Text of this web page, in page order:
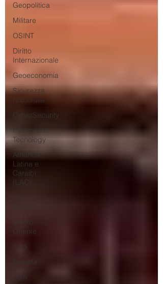
Geopolitica
Militare
OSINT
Diritto
Internazionale
Geoeconomia
Sicurezza
Nazionale
CyberSecurity
Information
Tecnology
America-
Latina e
Caraibi
(LAC)
Oriente
Cina
USA